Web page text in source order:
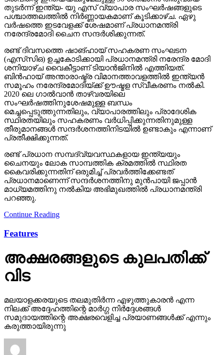
പശ്ചാത്തലത്തിൽ നിർണ്ണായകമാണ് കൂടിക്കാഴ്ച. ഏഴു
വർഷത്തെ ഇടവേളക്ക് ശേഷമാണ് പ്രധാനമന്ത്രി
നരേന്ദ്രമോദി ചൈന സന്ദർശിക്കുന്നത്.
രണ്ട് ദിവസത്തെ ഷാങ്ഹായ് സഹകരണ സംഘടന
(എസ്‌സി‌ഒ) ഉച്ചകോടിക്കായി പ്രധാനമന്ത്രി നരേന്ദ്ര മോദി
ശനിയാഴ്ച വൈകീട്ടാണ് ടിയാൻജിനിൽ എത്തിയത്.
ബിൻഹായ് അന്താരാഷ്ട്ര വിമാനത്താവളത്തിൽ ഇന്ത്യൻ
സമൂഹം നരേന്ദ്രമോദിയ്ക്ക് ഊഷ്മള സ്വീകരണം നൽകി.
2020 ലെ ഗാൽവാൻ താഴ്‌വരയിലെ
സംഘർഷത്തിനുശേഷമുള്ള ബന്ധം
മെച്ചപ്പെടുത്തുന്നതിലും, വ്യാപാരത്തിലും പ്രാദേശിക
സ്ഥിരതയിലും സഹകരണം വർധിപ്പിക്കുന്നതിനുമുള്ള
തീരുമാനങ്ങൾ സന്ദർശനത്തിനിടയിൽ ഉണ്ടാകും എന്നാണ്
പ്രതീക്ഷിക്കുന്നത്.
രണ്ട് പ്രധാന സമ്പദ്‌വ്യവസ്ഥകളായ ഇന്ത്യയും
ചൈനയും ലോക സാമ്പത്തിക ക്രമത്തിൽ സ്ഥിരത
കൈവരിക്കുന്നതിന് ഒരുമിച്ച് പ്രവർത്തിക്കേണ്ടത്
പ്രധാനമാണെന്ന് സന്ദർശനത്തിനു മുൻപായി ജപ്പാൻ
മാധ്യമത്തിനു നൽകിയ അഭിമുഖത്തിൽ പ്രധാനമന്ത്രി
പറഞ്ഞു.
Continue Reading
Features
വിട
നിലക്ക് അദ്ദേഹത്തിന്റെ മാര്‍ഗ്ഗ നിര്‍ദ്ദേശങ്ങള്‍
സമുദായത്തിന്റെ അക്ഷരവെളിച്ച പ്രയാണങ്ങള്‍ക്ക് എന്നും
കരുത്തായിരുന്നു